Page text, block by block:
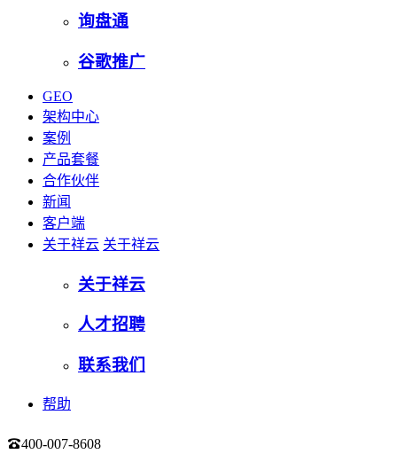
询盘通
谷歌推广
GEO
架构中心
案例
产品套餐
合作伙伴
新闻
客户端
关于祥云 关于祥云
关于祥云
人才招聘
联系我们
帮助
400-007-8608